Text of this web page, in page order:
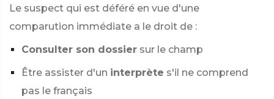
Le suspect qui est déféré en vue d'une
comparution immédiate a le droit de :
Consulter son dossier sur le champ
Être assister d'un interprète s'il ne comprend
pas le français